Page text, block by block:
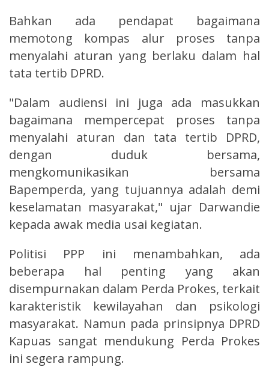
Bahkan ada pendapat bagaimana
memotong kompas alur proses tanpa
menyalahi aturan yang berlaku dalam hal
tata tertib DPRD.
"Dalam audiensi ini juga ada masukkan
bagaimana mempercepat proses tanpa
menyalahi aturan dan tata tertib DPRD,
dengan duduk bersama,
mengkomunikasikan bersama
Bapemperda, yang tujuannya adalah demi
keselamatan masyarakat," ujar Darwandie
kepada awak media usai kegiatan.
Politisi PPP ini menambahkan, ada
beberapa hal penting yang akan
disempurnakan dalam Perda Prokes, terkait
karakteristik kewilayahan dan psikologi
masyarakat. Namun pada prinsipnya DPRD
Kapuas sangat mendukung Perda Prokes
ini segera rampung.